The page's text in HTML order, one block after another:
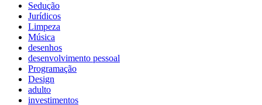
Sedução
Jurídicos
Limpeza
Música
desenhos
desenvolvimento pessoal
Programação
Design
adulto
investimentos